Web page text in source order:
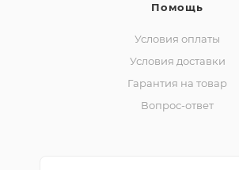
Помощь
Условия оплаты
Условия доставки
Гарантия на товар
Вопрос-ответ